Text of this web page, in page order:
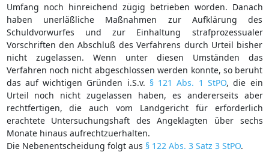
Umfang noch hinreichend zügig betrieben worden. Danach
haben unerläßliche Maßnahmen zur Aufklärung des
Schuldvorwurfes und zur Einhaltung strafprozessualer
Vorschriften den Abschluß des Verfahrens durch Urteil bisher
nicht zugelassen. Wenn unter diesen Umständen das
Verfahren noch nicht abgeschlossen werden konnte, so beruht
das auf wichtigen Gründen i.S.v. § 121 Abs. 1 StPO, die ein
Urteil noch nicht zugelassen haben, es andererseits aber
rechtfertigen, die auch vom Landgericht für erforderlich
erachtete Untersuchungshaft des Angeklagten über sechs
Monate hinaus aufrechtzuerhalten.
Die Nebenentscheidung folgt aus § 122 Abs. 3 Satz 3 StPO.